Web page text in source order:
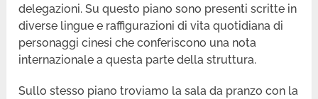
delegazioni. Su questo piano sono presenti scritte in
diverse lingue e raffigurazioni di vita quotidiana di
personaggi cinesi che conferiscono una nota
internazionale a questa parte della struttura.
Sullo stesso piano troviamo la sala da pranzo con la